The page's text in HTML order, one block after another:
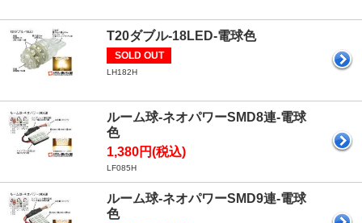
T20ダブル-18LED-電球色
SOLD OUT
LH182H
ルーム球-ネオパワーSMD8連-電球
色
1,380円(税込)
LF085H
ルーム球-ネオパワーSMD9連-電球
色